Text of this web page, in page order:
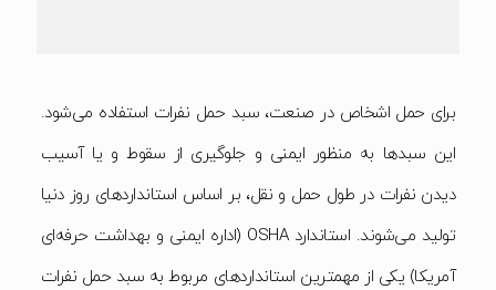
برای حمل اشخاص در صنعت، سبد حمل نفرات استفاده می‌شود.
این سبدها به منظور ایمنی و جلوگیری از سقوط و یا آسیب
دیدن نفرات در طول حمل و نقل، بر اساس استانداردهای روز دنیا
تولید می‌شوند. استاندارد OSHA (اداره ایمنی و بهداشت حرفه‌ای
آمریکا) یکی از مهمترین استانداردهای مربوط به سبد حمل نفرات